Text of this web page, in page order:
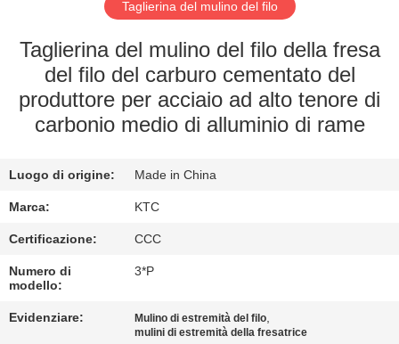
FABBRICA
CONTROLLO
CONTATTICI
RICHIEDA
UNA
CITAZIONE
Taglierina del mulino del filo
Taglierina del mulino del filo della fresa
del filo del carburo cementato del
produttore per acciaio ad alto tenore di
carbonio medio di alluminio di rame
Luogo di origine: Made in China
Marca: KTC
Certificazione: CCC
Numero di
modello:
3*P
Evidenziare: Mulino di estremità del filo,
mulini di estremità della fresatrice